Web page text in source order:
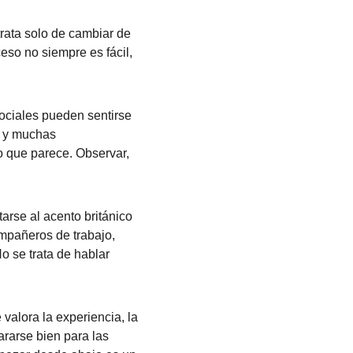
solo de cambiar de
no siempre es fácil,
pueden sentirse
muchas
que parece. Observar,
al acento británico
de trabajo,
se trata de hablar
la experiencia, la
bien para las